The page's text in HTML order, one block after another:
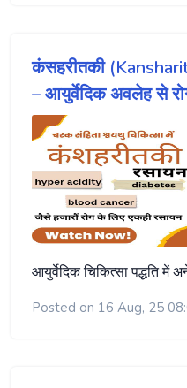
कंसहरीतकी
– आयुर्वेदिक अवलेह से
आयुर्वेदिक चिकित्सा पद्धति में
Posted on 16 Aug, 25